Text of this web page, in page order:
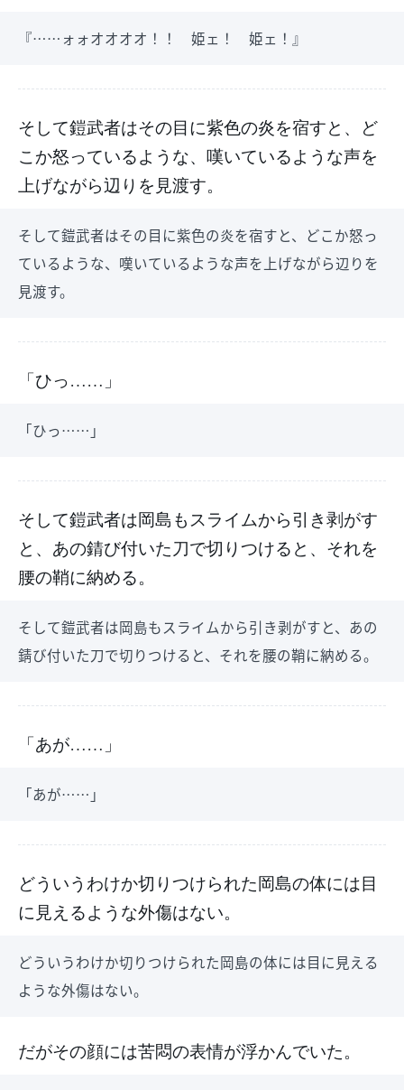
『……ォォオオオオ！！ 姫ェ！ 姫ェ！』
そして鎧武者はその目に紫色の炎を宿すと、ど
こか怒っているような、嘆いているような声を
上げながら辺りを見渡す。
そして鎧武者はその目に紫色の炎を宿すと、どこか怒っ
ているような、嘆いているような声を上げながら辺りを
見渡す。
「ひっ……」
「ひっ……」
そして鎧武者は岡島もスライムから引き剥がす
と、あの錆び付いた刀で切りつけると、それを
腰の鞘に納める。
そして鎧武者は岡島もスライムから引き剥がすと、あの
錆び付いた刀で切りつけると、それを腰の鞘に納める。
「あが……」
「あが……」
どういうわけか切りつけられた岡島の体には目
に見えるような外傷はない。
どういうわけか切りつけられた岡島の体には目に見える
ような外傷はない。
だがその顔には苦悶の表情が浮かんでいた。